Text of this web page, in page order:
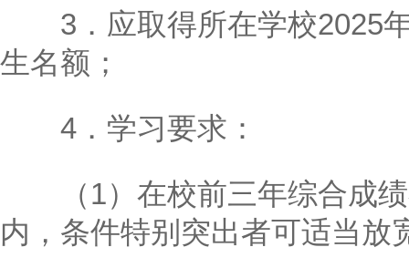
3．应取得所在学校2025年
生名额；
4．学习要求：
（1）在校前三年综合成绩
内，条件特别突出者可适当放